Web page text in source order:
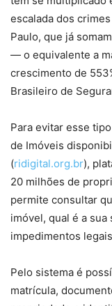
escalada dos
Paulo, que já
— o equivalente a
crescimento de
Brasileiro de
Para evitar esse
de Imóveis
(ridigital.org.br),
20 milhões de
permite consultar
imóvel, qual é a
impedimentos
Pelo sistema é
matrícula,